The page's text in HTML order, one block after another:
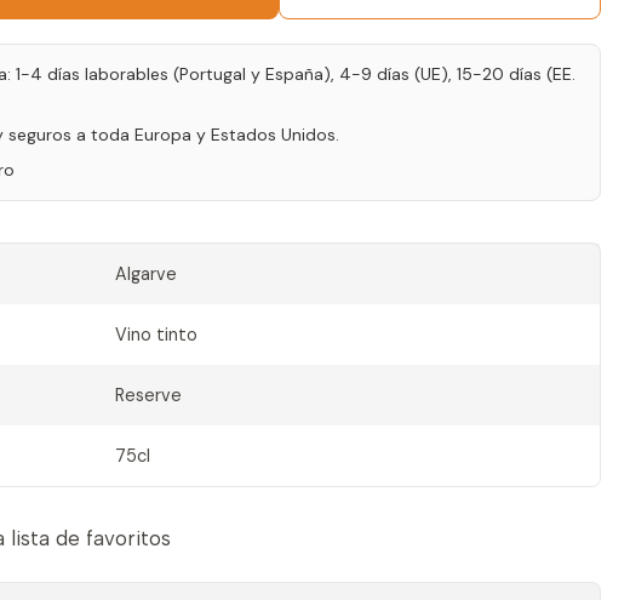
1-4 días laborables (Portugal y España), 4-9 días (UE), 15-20 días (EE.
seguros a toda Europa y Estados Unidos.
Algarve
Vino tinto
Reserve
75cl
lista de favoritos